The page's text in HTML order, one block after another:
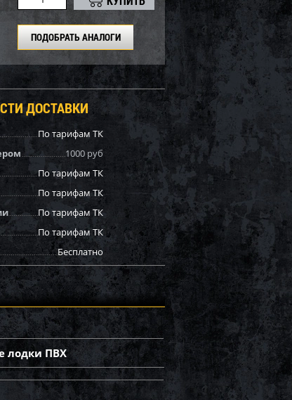
ПОДОБРАТЬ АНАЛОГИ
ДОСТАВКИ
По тарифам ТК
1000 руб
По тарифам ТК
По тарифам ТК
По тарифам ТК
По тарифам ТК
Бесплатно
лодки ПВХ